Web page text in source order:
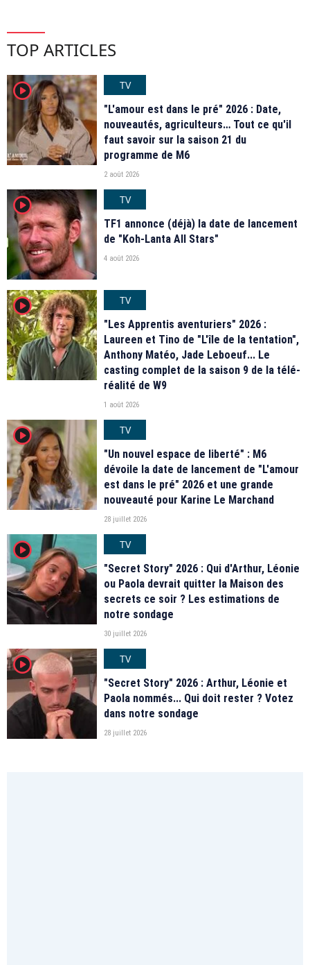
TOP ARTICLES
player2
TV
"L'amour est dans le pré" 2026 : Date,
nouveautés, agriculteurs… Tout ce qu'il
faut savoir sur la saison 21 du
programme de M6
2 août 2026
player2
TV
TF1 annonce (déjà) la date de lancement
de "Koh-Lanta All Stars"
4 août 2026
player2
TV
"Les Apprentis aventuriers" 2026 :
Laureen et Tino de "L'île de la tentation",
Anthony Matéo, Jade Leboeuf... Le
casting complet de la saison 9 de la télé-
réalité de W9
1 août 2026
player2
TV
"Un nouvel espace de liberté" : M6
dévoile la date de lancement de "L'amour
est dans le pré" 2026 et une grande
nouveauté pour Karine Le Marchand
28 juillet 2026
player2
TV
"Secret Story" 2026 : Qui d'Arthur, Léonie
ou Paola devrait quitter la Maison des
secrets ce soir ? Les estimations de
notre sondage
30 juillet 2026
player2
TV
"Secret Story" 2026 : Arthur, Léonie et
Paola nommés... Qui doit rester ? Votez
dans notre sondage
28 juillet 2026